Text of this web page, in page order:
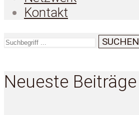
Kontakt
SUCHEN
Neueste Beiträge